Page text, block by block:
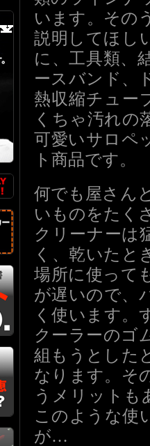
います。その
説明してほし
に、工具類、
ースバンド、
熱収縮チュー
くちゃ汚れの
可愛いサロペ
ト商品です。
何でも屋さん
いものをたく
クリーナーは
く、乾いたと
場所に使って
が遅いので、
く使います。
クーラーのゴ
組もうとした
なります。そ
うメリットも
このような使
が…